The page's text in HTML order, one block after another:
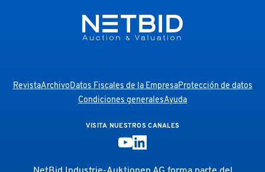
RevistaArchivoDatos Fiscales de la EmpresaProtección de datos
Condiciones generalesAyuda
VISITA NUESTROS CANALES